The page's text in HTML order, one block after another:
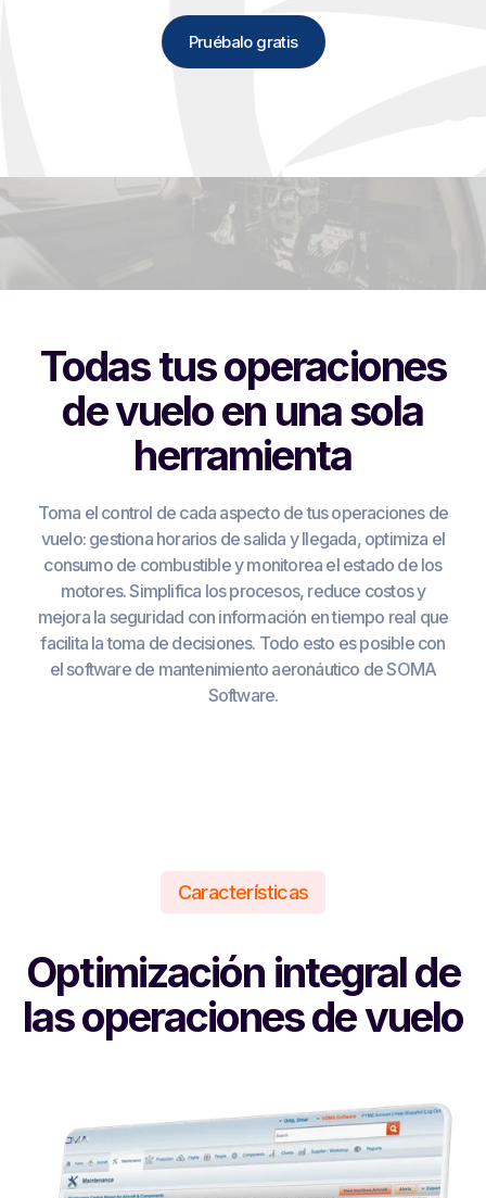
Pruébalo gratis
Todas tus operaciones
de vuelo en una sola
herramienta
Toma el control de cada aspecto de tus operaciones de
vuelo: gestiona horarios de salida y llegada, optimiza el
consumo de combustible y monitorea el estado de los
motores. Simplifica los procesos, reduce costos y
mejora la seguridad con información en tiempo real que
facilita la toma de decisiones. Todo esto es posible con
el software de mantenimiento aeronáutico de SOMA
Software.
Características
Optimización integral de
las operaciones de vuelo